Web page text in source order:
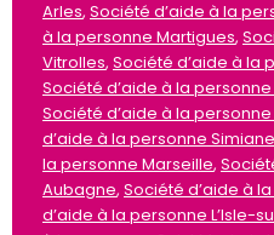
Arles, Société d’aide à la
à la personne Martigues,
Vitrolles, Société d’aide à la
Société d’aide à la
Société d’aide à la
d’aide à la personne
la personne Marseille,
Aubagne, Société d’aide à
d’aide à la personne L’Isle-